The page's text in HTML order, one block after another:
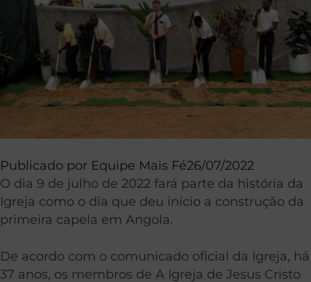
Publicado por Equipe Mais Fé26/07/2022
O dia 9 de julho de 2022 fará parte da história da
Igreja como o dia que deu início a construção da
primeira capela em Angola.
De acordo com o comunicado oficial da Igreja, há
37 anos, os membros de A Igreja de Jesus Cristo